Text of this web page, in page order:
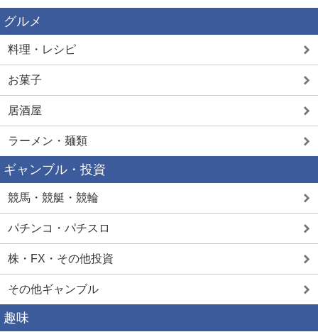
グルメ
料理・レシピ
お菓子
居酒屋
ラーメン・麺類
ギャンブル・投資
競馬・競艇・競輪
パチンコ・パチスロ
株・FX・その他投資
その他ギャンブル
趣味